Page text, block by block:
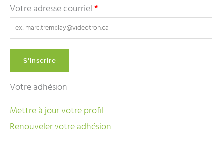
Votre adresse courriel*
Votre adhésion
Mettre à jour votre profil
Renouveler votre adhésion